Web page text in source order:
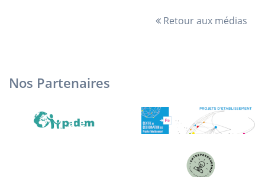
Retour aux médias
Nos Partenaires